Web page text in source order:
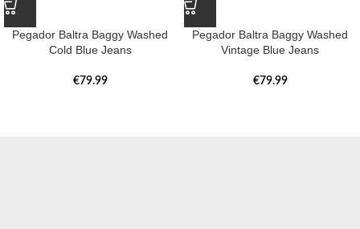
Pegador Baltra Baggy Washed
Cold Blue Jeans
€79.99
Pegador Baltra Baggy Washed
Vintage Blue Jeans
€79.99